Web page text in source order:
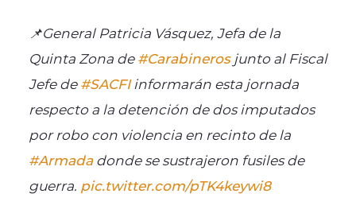
📌General Patricia Vásquez, Jefa de la
Quinta Zona de#Carabinerosjunto al Fiscal
Jefe de#SACFIinformarán esta jornada
respecto a la detención de dos imputados
por robo con violencia en recinto de la
#Armadadonde se sustrajeron fusiles de
guerra. pic.twitter.com/pTK4keywi8